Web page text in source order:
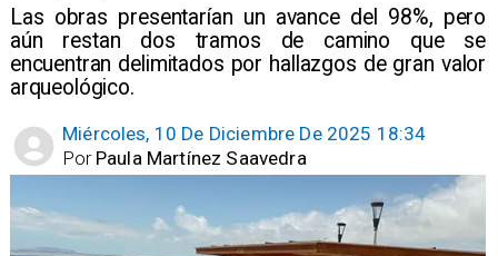
Las obras presentarían un avance del 98%, pero
aún restan dos tramos de camino que se
encuentran delimitados por hallazgos de gran valor
arqueológico.
Miércoles, 10 De Diciembre De 2025 18:34
Paula Martínez Saavedra
Por